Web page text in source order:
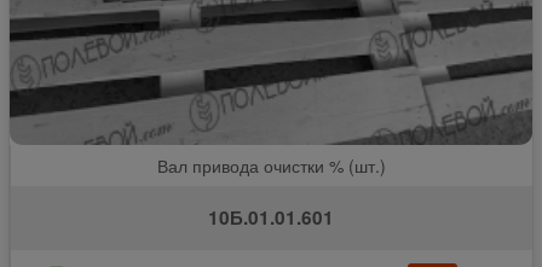
Вал привода очистки % (шт.)
10Б.01.01.601